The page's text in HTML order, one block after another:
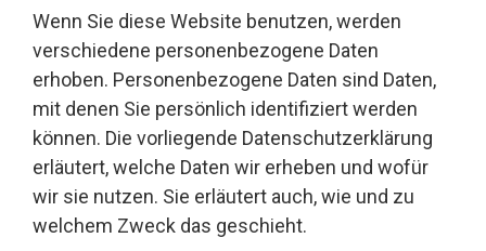
Wenn Sie diese Website benutzen, werden
verschiedene personenbezogene Daten
erhoben. Personenbezogene Daten sind Daten,
mit denen Sie persönlich identifiziert werden
können. Die vorliegende Datenschutzerklärung
erläutert, welche Daten wir erheben und wofür
wir sie nutzen. Sie erläutert auch, wie und zu
welchem Zweck das geschieht.